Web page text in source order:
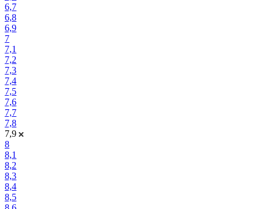
6,7
6,8
6,9
7
7,1
7,2
7,3
7,4
7,5
7,6
7,7
7,8
7,9
8
8,1
8,2
8,3
8,4
8,5